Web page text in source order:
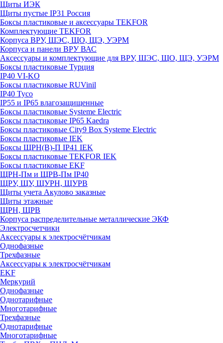
Щиты ИЭК
Щиты пустые IP31 Россия
Боксы пластиковые и аксессуары TEKFOR
Комплектующие TEKFOR
Корпуса ВРУ, ШЭС, ЩО, ЩЭ, УЭРМ
Корпуса и панели ВРУ ВАС
Аксессуары и комплектующие для ВРУ, ШЭС, ЩО, ЩЭ, УЭРМ
Боксы пластиковые Турция
IP40 VI-KO
Боксы пластиковые RUVinil
IP40 Тусо
IP55 и IP65 влагозащищенные
Боксы пластиковые Systeme Electric
Боксы пластиковые IP65 Kaedra
Боксы пластиковые City9 Box Systeme Electric
Боксы пластиковые IEK
Боксы ЩРН(В)-П IP41 IEK
Боксы пластиковые TEKFOR IEK
Боксы пластиковые EKF
ЩРН-Пм и ЩРВ-Пм IP40
ЩРУ, ЩУ, ЩУРН, ЩУРВ
Щиты учета Акулово заказные
Щиты этажные
ЩРН, ЩРВ
Корпуса распределительные металлические ЭКФ
Электросчетчики
Аксессуары к электросчётчикам
Однофазные
Трехфазные
Аксессуары к электросчётчикам
EKF
Меркурий
Однофазные
Однотарифные
Многотарифные
Трехфазные
Однотарифные
Многотарифные